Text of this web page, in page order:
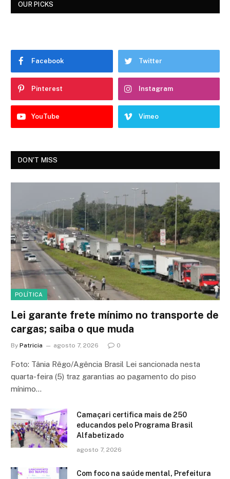
OUR PICKS
Facebook Twitter
Pinterest Instagram
YouTube Vimeo
DON'T MISS
POLÍTICA
Lei garante frete mínimo no transporte de
cargas; saiba o que muda
By Patricia agosto 7, 2026 0
Foto: Tânia Rêgo/Agência Brasil Lei sancionada nesta
quarta-feira (5) traz garantias ao pagamento do piso
mínimo…
Camaçari certifica mais de 250
educandos pelo Programa Brasil
Alfabetizado
agosto 7, 2026
Com foco na saúde mental, Prefeitura